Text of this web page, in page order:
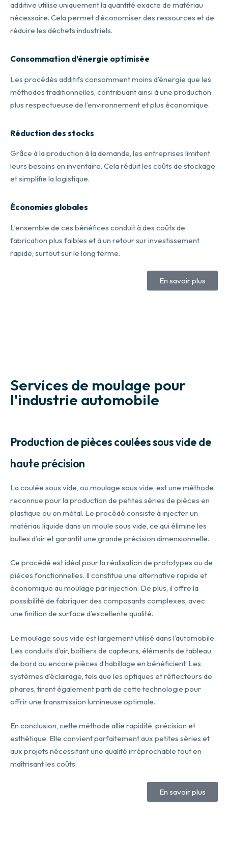
additive utilise uniquement la quantité exacte de matériau
nécessaire. Cela permet d’économiser des ressources et de
réduire les déchets industriels.
Consommation d’énergie optimisée
Les procédés additifs consomment moins d’énergie que les
méthodes traditionnelles, contribuant ainsi à une production
plus respectueuse de l’environnement et plus économique.
Réduction des stocks
Grâce à la production à la demande, les entreprises limitent
leurs besoins en inventaire. Cela réduit les coûts de stockage
et simplifie la logistique.
Économies globales
L’ensemble de ces bénéfices conduit à des coûts de
fabrication plus faibles et à un retour sur investissement
rapide, surtout sur le long terme.
En savoir plus
Services de moulage pour
l'industrie automobile
Production de pièces coulées sous vide de
haute précision
La coulée sous vide, ou moulage sous vide, est une méthode
reconnue pour la production de petites séries de pièces en
plastique ou en métal. Le procédé consiste à injecter un
matériau liquide dans un moule sous vide, ce qui élimine les
bulles d’air et garantit une grande précision dimensionnelle.
Ce procédé est idéal pour la réalisation de prototypes ou de
pièces fonctionnelles. Il constitue une alternative rapide et
économique au moulage par injection. De plus, il offre la
possibilité de fabriquer des composants complexes, avec
une finition de surface d’excellente qualité.
Le moulage sous vide est largement utilisé dans l’automobile.
Les conduits d’air, boîtiers de capteurs, éléments de tableau
de bord ou encore pièces d’habillage en bénéficient. Les
systèmes d’éclairage, tels que les optiques et réflecteurs de
phares, tirent également parti de cette technologie pour
offrir une transmission lumineuse optimale.
En conclusion, cette méthode allie rapidité, précision et
esthétique. Elle convient parfaitement aux petites séries et
aux projets nécessitant une qualité irréprochable tout en
maîtrisant les coûts.
En savoir plus